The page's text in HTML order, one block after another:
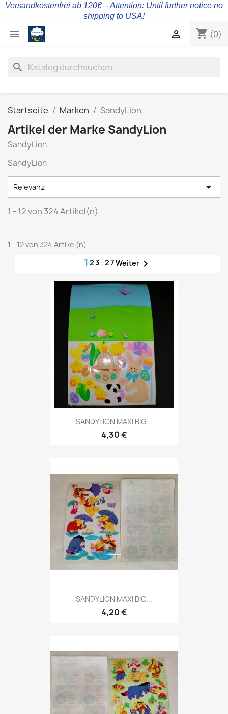
Versandkostenfrei ab 120€ - Attention: Until further notice no
shipping to USA!
 shopping_cart (0)

search
Startseite Marken SandyLion
Artikel der Marke SandyLion
SandyLion
SandyLion
Relevanz 
1 - 12 von 324 Artikel(n)
1 - 12 von 324 Artikel(n)
1 23…27Weiter 
SANDYLION MAXI BIG...
4,30 €
SANDYLION MAXI BIG...
4,20 €